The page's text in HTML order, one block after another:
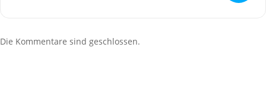
Die Kommentare sind geschlossen.